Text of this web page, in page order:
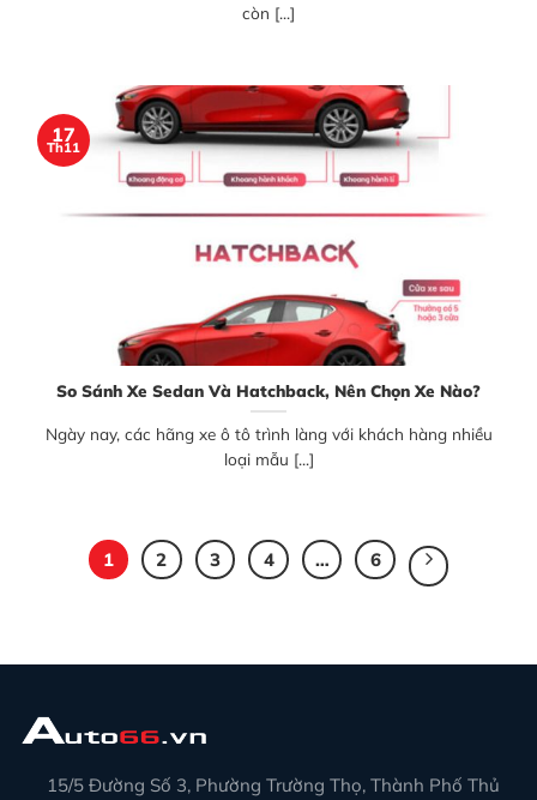
còn [...]
So Sánh Xe Sedan Và Hatchback, Nên Chọn Xe Nào?
Ngày nay, các hãng xe ô tô trình làng với khách hàng nhiều
loại mẫu [...]
17
Th11
1 2 3 4 … 6
15/5 Đường Số 3, Phường Trường Thọ, Thành Phố Thủ